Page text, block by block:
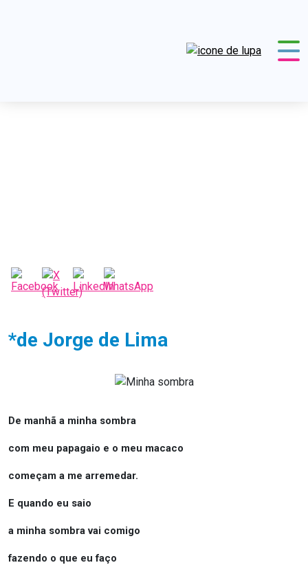
*de Jorge de Lima
De manhã a minha sombra
com meu papagaio e o meu macaco
começam a me arremedar.
E quando eu saio
a minha sombra vai comigo
fazendo o que eu faço